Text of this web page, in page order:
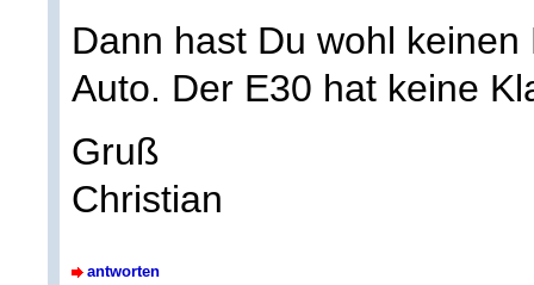
Dann hast Du wohl
Auto. Der E30 hat keine
Gruß
Christian
antworten